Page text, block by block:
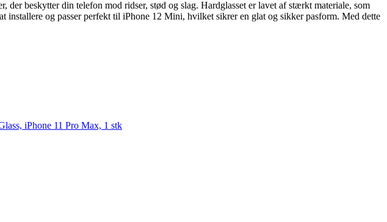
beskytter din telefon mod ridser, stød og slag. Hardglasset er lavet af stærkt materiale, som
installere og passer perfekt til iPhone 12 Mini, hvilket sikrer en glat og sikker pasform. Med dette